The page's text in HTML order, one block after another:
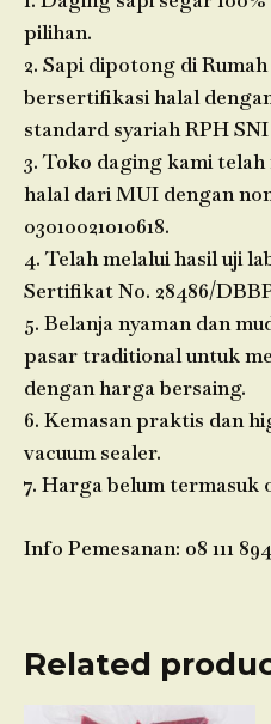
pilihan.
2. Sapi dipotong di
bersertifikasi halal
standard syariah RPH SNI
3. Toko daging kami
halal dari MUI dengan
03010021010618.
4. Telah melalui hasil uji
Sertifikat No. 28486/
5. Belanja nyaman dan
pasar traditional untuk
dengan harga bersaing.
6. Kemasan praktis dan
vacuum sealer.
7. Harga belum termasuk
Info Pemesanan: 08 111
Related